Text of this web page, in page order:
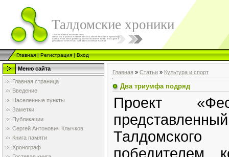
Талдомские хроники
Главная|Регистрация|Вход
Меню сайта
Главная страница
Введение
Населенные пункты
Заметки
Публикации
Сергей Антонович Клычков
Книга памяти
Хронограф
Главная » Статьи » Культура и спорт
Два триумфа подряд
Проект
победителем